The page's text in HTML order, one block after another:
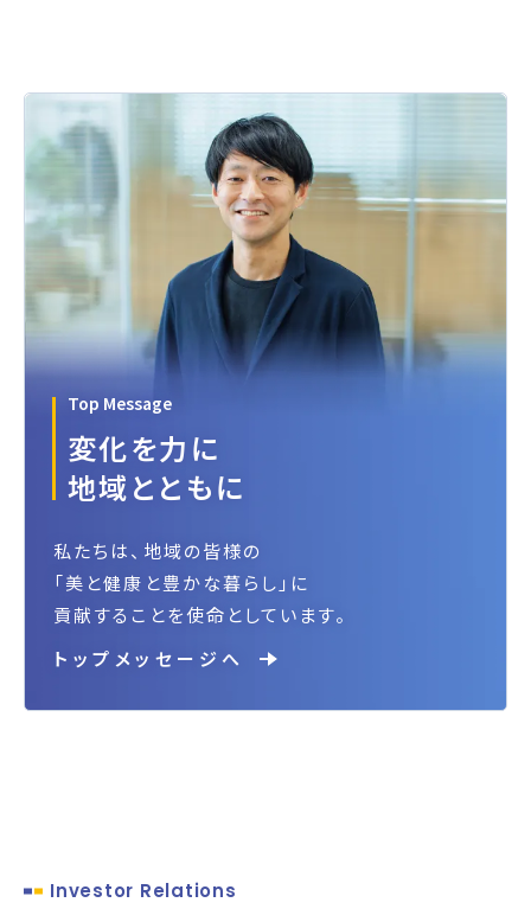
Top Message
変化を力に
地域とともに
私たちは、地域の皆様の
「美と健康と豊かな暮らし」に
貢献することを使命としています。
トップメッセージへ
Investor Relations